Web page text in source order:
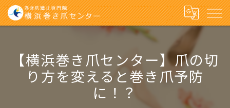
【横浜巻き爪センター】爪の切
り方を変えると巻き爪予防
に！？